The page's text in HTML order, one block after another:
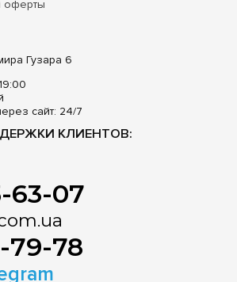
Гузара 6
сайт: 24/7
КЛИЕНТОВ:
63-07
79-78
оферты